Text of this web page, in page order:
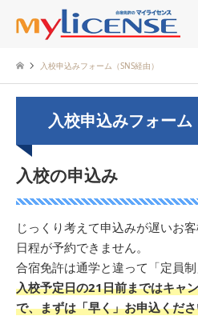
入校申込みフォーム（SNS経由）
入校申込みフォーム
入校の申込み
じっくり考えて申込みが遅いお
日程が予約できません。
合宿免許は通学と違って「定員
入校予定日の21日前まではキャ
で、まずは「早く」お申込くだ